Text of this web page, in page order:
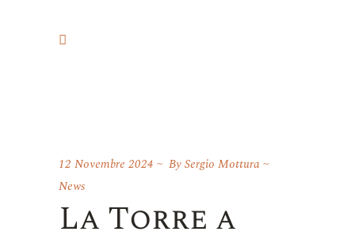
12 Novembre 2024 BySergio Mottura
News
La Torre a